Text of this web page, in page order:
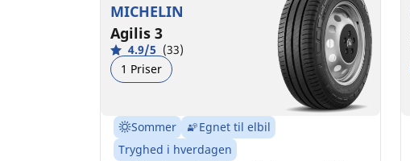
MICHELIN
Agilis 3
4.9/5 (33)
1 Priser
Sommer
Egnet til elbil
Tryghed i hverdagen